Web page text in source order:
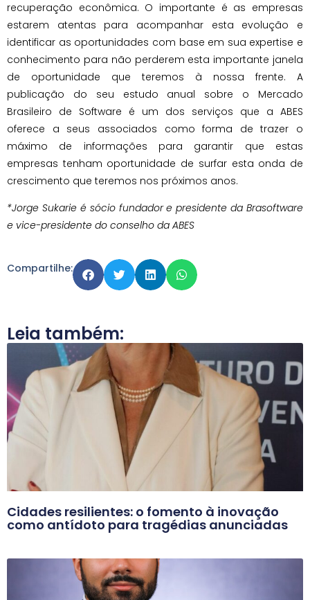
recuperação econômica. O importante é as empresas
estarem atentas para acompanhar esta evolução e
identificar as oportunidades com base em sua expertise e
conhecimento para não perderem esta importante janela
de oportunidade que teremos à nossa frente. A
publicação do seu estudo anual sobre o Mercado
Brasileiro de Software é um dos serviços que a ABES
oferece a seus associados como forma de trazer o
máximo de informações para garantir que estas
empresas tenham oportunidade de surfar esta onda de
crescimento que teremos nos próximos anos.
*Jorge Sukarie é sócio fundador e presidente da Brasoftware
e vice-presidente do conselho da ABES
Compartilhe:
Leia também:
Cidades resilientes: o fomento à inovação
como antídoto para tragédias anunciadas